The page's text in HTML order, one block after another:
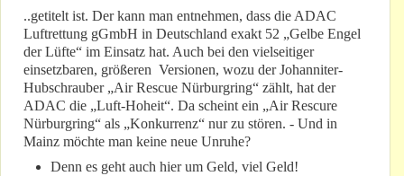
..getitelt ist. Der kann man entnehmen, dass die ADAC
Luftrettung gGmbH in Deutschland exakt 52 „Gelbe Engel
der Lüfte“ im Einsatz hat. Auch bei den vielseitiger
einsetzbaren, größeren Versionen, wozu der Johanniter-
Hubschrauber „Air Rescue Nürburgring“ zählt, hat der
ADAC die „Luft-Hoheit“. Da scheint ein „Air Rescure
Nürburgring“ als „Konkurrenz“ nur zu stören. - Und in
Mainz möchte man keine neue Unruhe?
Denn es geht auch hier um Geld, viel Geld!